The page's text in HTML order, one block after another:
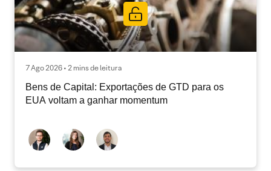
7 Ago 2026 • 2 mins de leitura
Bens de Capital: Exportações de GTD para os
EUA voltam a ganhar momentum